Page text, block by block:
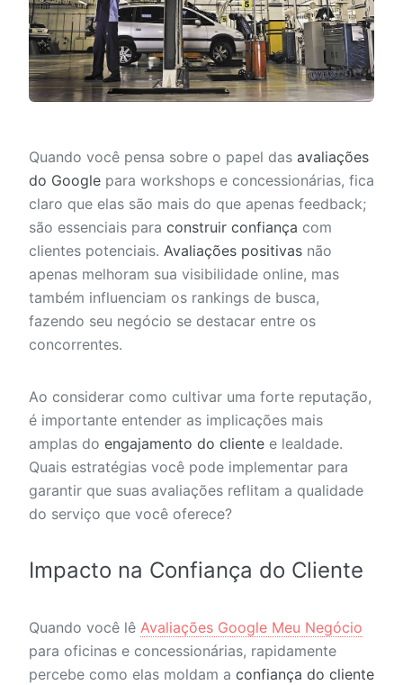
Quando você pensa sobre o papel das avaliações
do Google para workshops e concessionárias, fica
claro que elas são mais do que apenas feedback;
são essenciais para construir confiança com
clientes potenciais. Avaliações positivas não
apenas melhoram sua visibilidade online, mas
também influenciam os rankings de busca,
fazendo seu negócio se destacar entre os
concorrentes.
Ao considerar como cultivar uma forte reputação,
é importante entender as implicações mais
amplas do engajamento do cliente e lealdade.
Quais estratégias você pode implementar para
garantir que suas avaliações reflitam a qualidade
do serviço que você oferece?
Impacto na Confiança do Cliente
Quando você lê Avaliações Google Meu Negócio
para oficinas e concessionárias, rapidamente
percebe como elas moldam a confiança do cliente